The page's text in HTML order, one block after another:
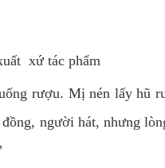
xứ tác phẩm
rượu. Mị nén lấy hũ
người hát, nhưng